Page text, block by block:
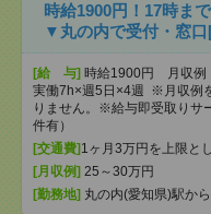
時給1900円！17時ま
▼丸の内で受付・窓
[給 与] 時給1900円 月収例
実働7h×週5日×4週 ※月収例
りません。※給与即受取りサ
件有）
[交通費] 1ヶ月3万円を上限と
[月収例] 25～30万円
[勤務地] 丸の内(愛知県)駅か